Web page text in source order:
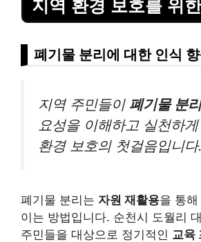
지역 환경 보호를 위
폐기물 분리에 대한 인식
지역 주민들이 폐기물 분
요성을 이해하고 실천하
환경 보호의 첫걸음입니다.
폐기물 분리는 자원 재활용을 통
이는 방법입니다. 순천시 도월리
주민들을 대상으로 정기적인 교육